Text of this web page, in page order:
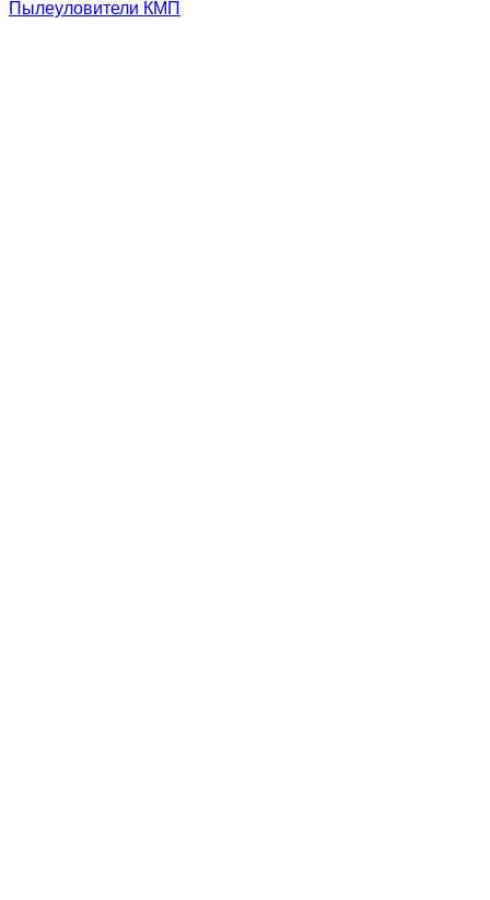
Пылеуловители КМП